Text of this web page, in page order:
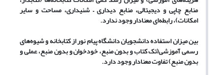
منابع چاپی و دیجیتالی، منابع دیداری – شنیداری، مساحت و سایر
امکانات)، رابطه‌ایمعنادار وجود ندارد.
بین میزان استفاده دانشجویان دانشگاه پیام نور از کتابخانه و شیوه‌های
رسمی آموزشی(تک کتاب و بدون منبع، خودخوان و بدون منبع، عملی و
بدون منبع) تفاوت معنادار وجود دارد.